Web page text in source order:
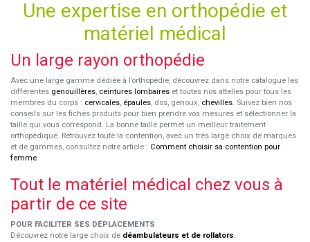
Une expertise en orthopédie et
matériel médical
Un large rayon orthopédie
Avec une large gamme dédiée à l’orthopédie, découvrez dans notre catalogue les
différentes genouillères, ceintures lombaires et toutes nos attelles pour tous les
membres du corps : cervicales, épaules, dos, genoux, chevilles. Suivez bien nos
conseils sur les fiches produits pour bien prendre vos mesures et sélectionner la
taille qui vous correspond. La bonne taille permet un meilleur traitement
orthopédique. Retrouvez toute la contention, avec un très large choix de marques
et de gammes, consultez notre article : Comment choisir sa contention pour
femme.
Tout le matériel médical chez vous à
partir de ce site
POUR FACILITER SES DÉPLACEMENTS
Découvrez notre large choix de déambulateurs et de rollators.